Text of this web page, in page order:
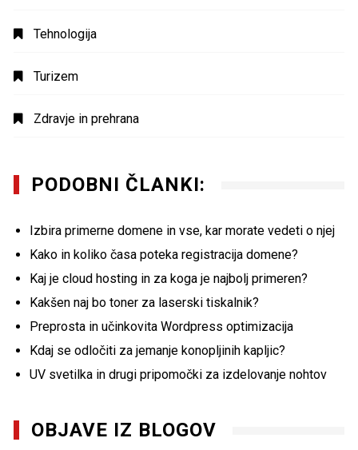
Tehnologija
Turizem
Zdravje in prehrana
PODOBNI ČLANKI:
Izbira primerne domene in vse, kar morate vedeti o njej
Kako in koliko časa poteka registracija domene?
Kaj je cloud hosting in za koga je najbolj primeren?
Kakšen naj bo toner za laserski tiskalnik?
Preprosta in učinkovita Wordpress optimizacija
Kdaj se odločiti za jemanje konopljinih kapljic?
UV svetilka in drugi pripomočki za izdelovanje nohtov
OBJAVE IZ BLOGOV